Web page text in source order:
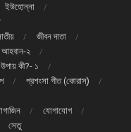
ইউহোন্না
জীবন দাতা
আহবান-২
কী?- ১
প্রশংসা গীত (কোরাস্)
যোগাযোগ
সেতু